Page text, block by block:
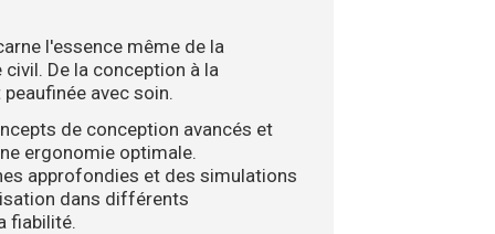
l'essence même de la
De la conception à la
avec soin.
de conception avancés et
ergonomie optimale.
approfondies et des simulations
dans différents
fiabilité.